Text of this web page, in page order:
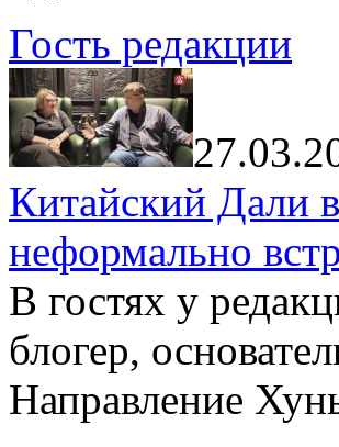
Гость редакции
Китайский Дали
неформально
В гостях у
блогер,
Направление